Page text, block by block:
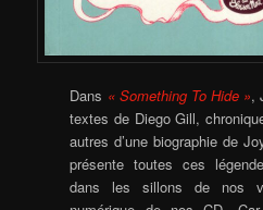
Dans « Something To Hide »,
textes de Diego Gill,
autres d’une biographie de
présente toutes ces
dans les sillons de nos